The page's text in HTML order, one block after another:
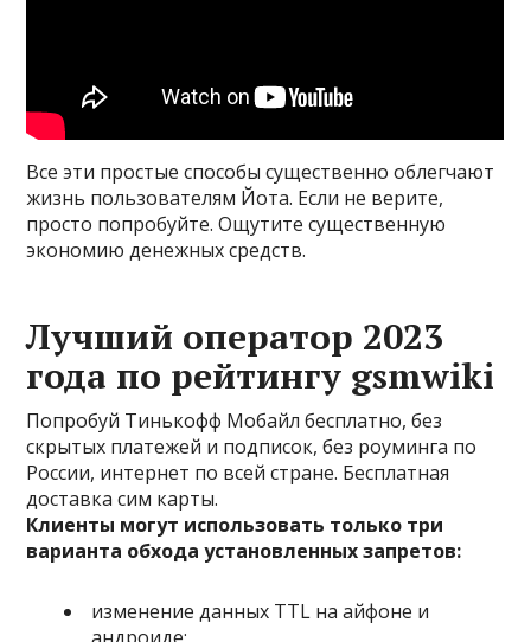
Все эти простые способы существенно облегчают
жизнь пользователям Йота. Если не верите,
просто попробуйте. Ощутите существенную
экономию денежных средств.
Лучший оператор 2023
года по рейтингу gsmwiki
Попробуй Тинькофф Мобайл бесплатно, без
скрытых платежей и подписок, без роуминга по
России, интернет по всей стране. Бесплатная
доставка сим карты.
Клиенты могут использовать только три
варианта обхода установленных запретов:
изменение данных TTL на айфоне и